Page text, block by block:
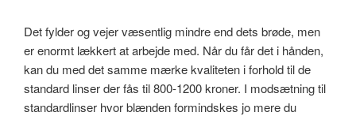
Det fylder og vejer væsentlig mindre end dets brøde, men
er enormt lækkert at arbejde med. Når du får det i hånden,
kan du med det samme mærke kvaliteten i forhold til de
standard linser der fås til 800-1200 kroner. I modsætning til
standardlinser hvor blænden formindskes jo mere du